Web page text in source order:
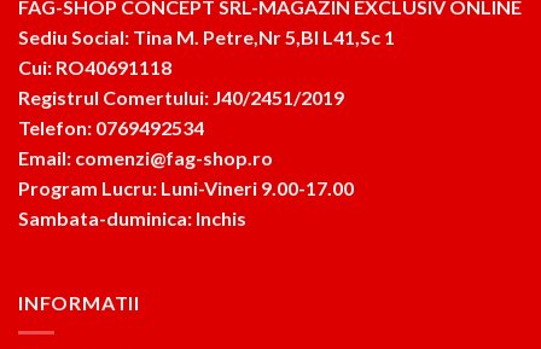
FAG-SHOP CONCEPT SRL-MAGAZIN EXCLUSIV ONLINE
Sediu Social: Tina M. Petre,Nr 5,Bl L41,Sc 1
Cui: RO40691118
Registrul Comertului: J40/2451/2019
Telefon: 0769492534
Email: comenzi@fag-shop.ro
Program Lucru: Luni-Vineri 9.00-17.00
Sambata-duminica: Inchis
INFORMATII